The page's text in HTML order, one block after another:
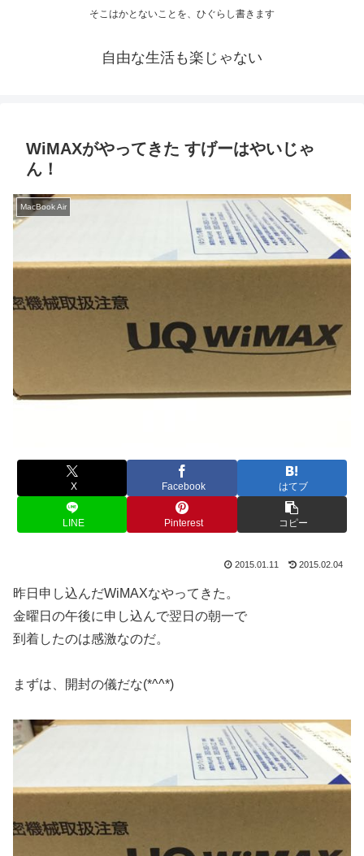
そこはかとないことを、ひぐらし書きます
自由な生活も楽じゃない
WiMAXがやってきた すげーはやいじゃ
ん！
MacBook Air
X Facebook はてブ
LINE Pinterest コピー
2015.01.11 2015.02.04
昨日申し込んだWiMAXなやってきた。
金曜日の午後に申し込んで翌日の朝一で
到着したのは感激なのだ。
まずは、開封の儀だな(*^^*)